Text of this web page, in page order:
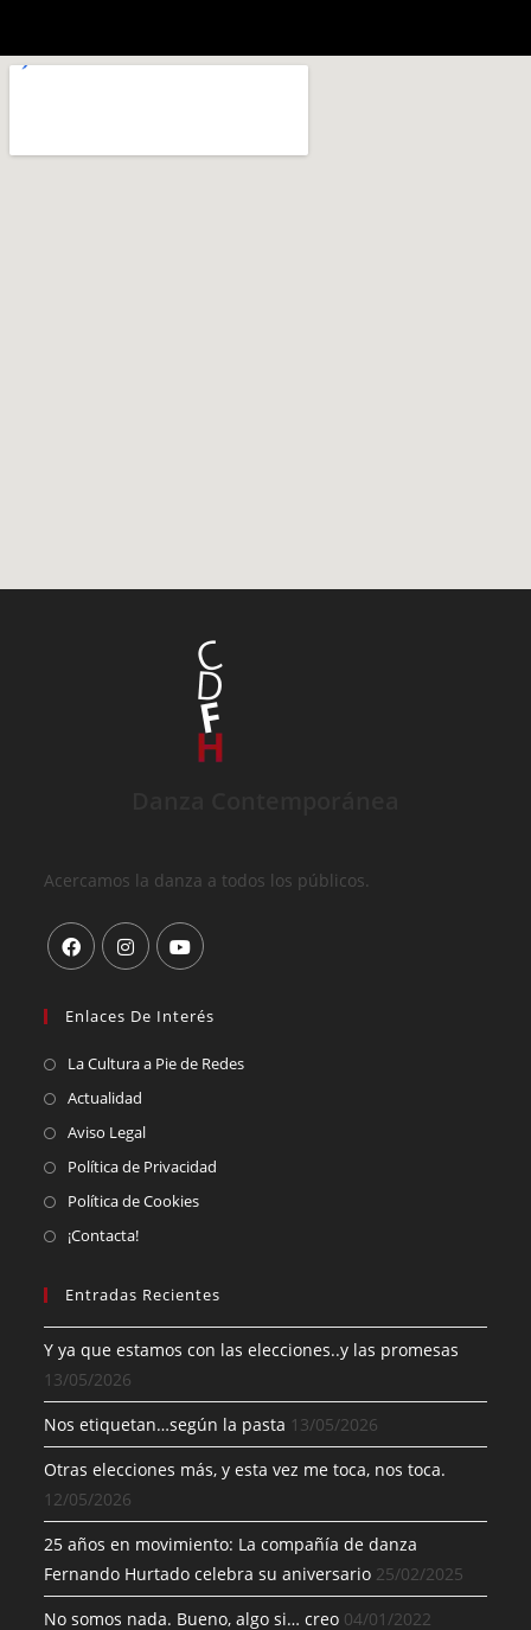
Acercamos la danza a todos los públicos.
Enlaces De Interés
La Cultura a Pie de Redes
Actualidad
Aviso Legal
Política de Privacidad
Política de Cookies
¡Contacta!
Entradas Recientes
Y ya que estamos con las elecciones..y las promesas
13/05/2026
Nos etiquetan…según la pasta 13/05/2026
Otras elecciones más, y esta vez me toca, nos toca.
12/05/2026
25 años en movimiento: La compañía de danza
Fernando Hurtado celebra su aniversario 25/02/2025
No somos nada. Bueno, algo si… creo 04/01/2022